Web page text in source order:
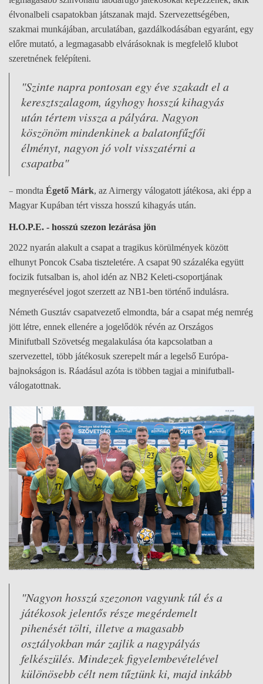
élvonalbeli csapatokban játszanak majd. Szervezettségében,
szakmai munkájában, arculatában, gazdálkodásában egyaránt, egy
előre mutató, a legmagasabb elvárásoknak is megfelelő klubot
szeretnének felépíteni.
"Szinte napra pontosan egy éve szakadt el a
keresztszalagom, úgyhogy hosszú kihagyás
után tértem vissza a pályára. Nagyon
köszönöm mindenkinek a balatonfűzfői
élményt, nagyon jó volt visszatérni a
csapatba"
– mondta Égető Márk, az Airnergy válogatott játékosa, aki épp a
Magyar Kupában tért vissza hosszú kihagyás után.
H.O.P.E. - hosszú szezon lezárása jön
2022 nyarán alakult a csapat a tragikus körülmények között
elhunyt Poncok Csaba tiszteletére. A csapat 90 százaléka együtt
focizik futsalban is, ahol idén az NB2 Keleti-csoportjának
megnyerésével jogot szerzett az NB1-ben történő indulásra.
Németh Gusztáv csapatvezető elmondta, bár a csapat még nemrég
jött létre, ennek ellenére a jogelődök révén az Országos
Minifutball Szövetség megalakulása óta kapcsolatban a
szervezettel, több játékosuk szerepelt már a legelső Európa-
bajnokságon is. Ráadásul azóta is többen tagjai a minifutball-
válogatottnak.
"Nagyon hosszú szezonon vagyunk túl és a
játékosok jelentős része megérdemelt
pihenését tölti, illetve a magasabb
osztályokban már zajlik a nagypályás
felkészülés. Mindezek figyelembevételével
különösebb célt nem tűztünk ki, majd inkább